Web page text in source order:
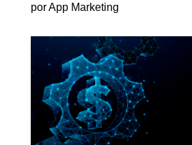
por App Marketing